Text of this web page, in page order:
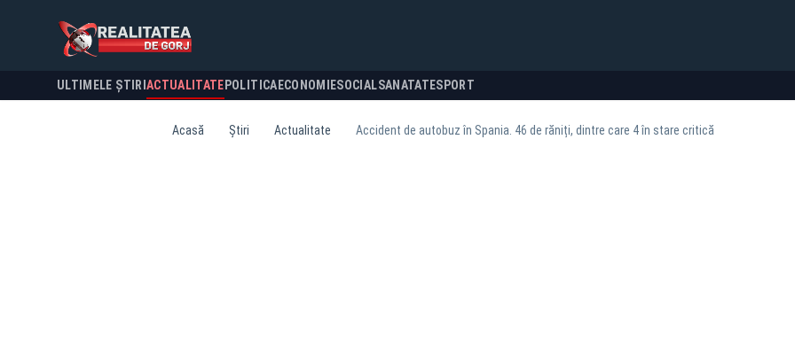
ULTIMELE ȘTIRI ACTUALITATE POLITICA ECONOMIESOCIALSANATATESPORT
Acasă Știri Actualitate Accident de autobuz în Spania. 46 de răniți, dintre care 4 în stare critică